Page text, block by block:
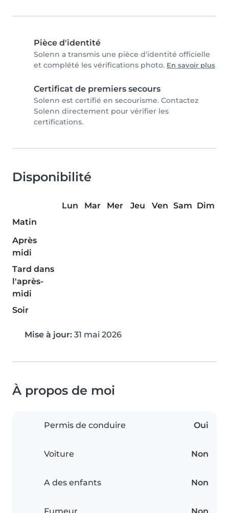
Pièce d'identité
Solenn a transmis une pièce d'identité officielle
et complété les vérifications photo. En savoir plus
Certificat de premiers secours
Solenn est certifié en secourisme. Contactez
Solenn directement pour vérifier les
certifications.
Disponibilité
Lun Mar Mer Jeu Ven Sam Dim
Matin
Après
midi
Tard dans
l'après-
midi
Soir
Mise à jour: 31 mai 2026
À propos de moi
Permis de conduire Oui
Voiture Non
A des enfants Non